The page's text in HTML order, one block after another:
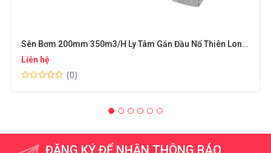
Sên Bơm 200mm 350m3/h Ly Tâm Gắn Đầu Nổ Thiên Long HP TL200 Máy Bơm Nước Hồ Cá Lưu Lượng Lớn Chống Úng Ngập Lụt
Liên hệ
(0)
ĐĂNG KÝ ĐỂ NHẬN THÔNG BÁO